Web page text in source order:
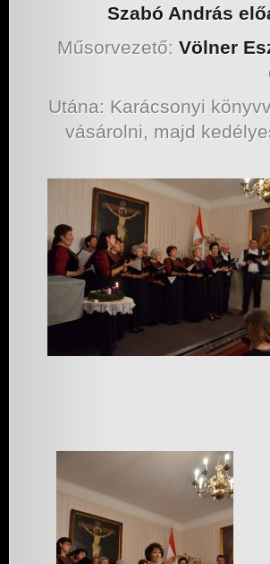
Szabó András
Műsorvezető: Völner
Utána: Karácsonyi
vásárolni, majd